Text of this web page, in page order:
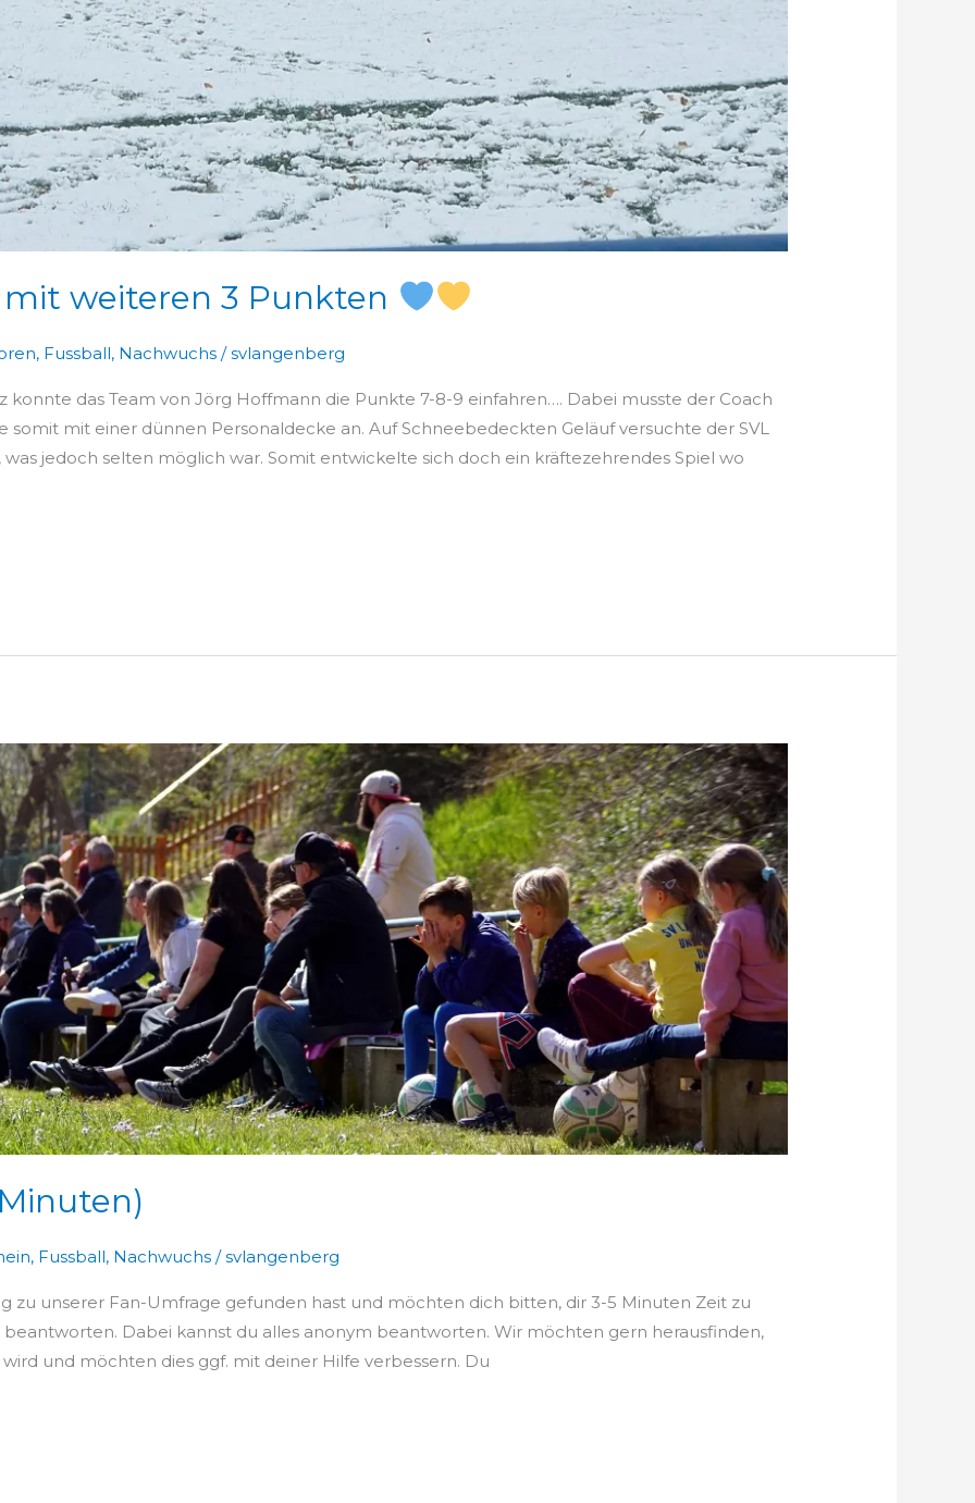
mit weiteren 3 Punkten
, Fussball, Nachwuchs /svlangenberg
das Team von Jörg Hoffmann die Punkte 7-8-9 einfahren…. Dabei musste der Coach
somit mit einer dünnen Personaldecke an. Auf Schneebedeckten Geläuf versuchte der SVL
jedoch selten möglich war. Somit entwickelte sich doch ein kräftezehrendes Spiel wo
, Fussball, Nachwuchs /svlangenberg
zu unserer Fan-Umfrage gefunden hast und möchten dich bitten, dir 3-5 Minuten Zeit zu
Dabei kannst du alles anonym beantworten. Wir möchten gern herausfinden,
und möchten dies ggf. mit deiner Hilfe verbessern. Du